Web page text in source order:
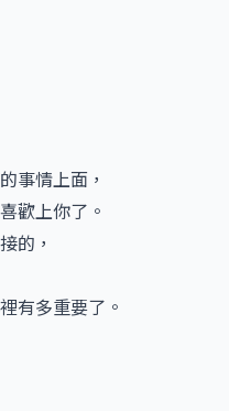
事情上面，
歡上你了。
的，
有多重要了。